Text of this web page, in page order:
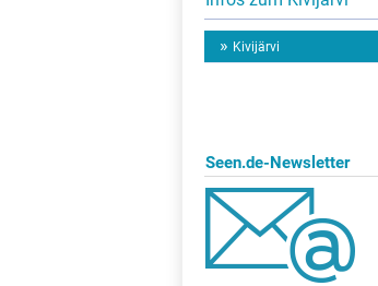
Kivijärvi
Seen.de-Newsletter